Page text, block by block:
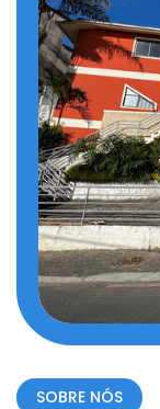
SOBRE NÓS